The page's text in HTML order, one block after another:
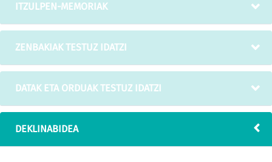
ITZULPEN-MEMORIAK
ZENBAKIAK TESTUZ IDATZI
DATAK ETA ORDUAK TESTUZ IDATZI
DEKLINABIDEA